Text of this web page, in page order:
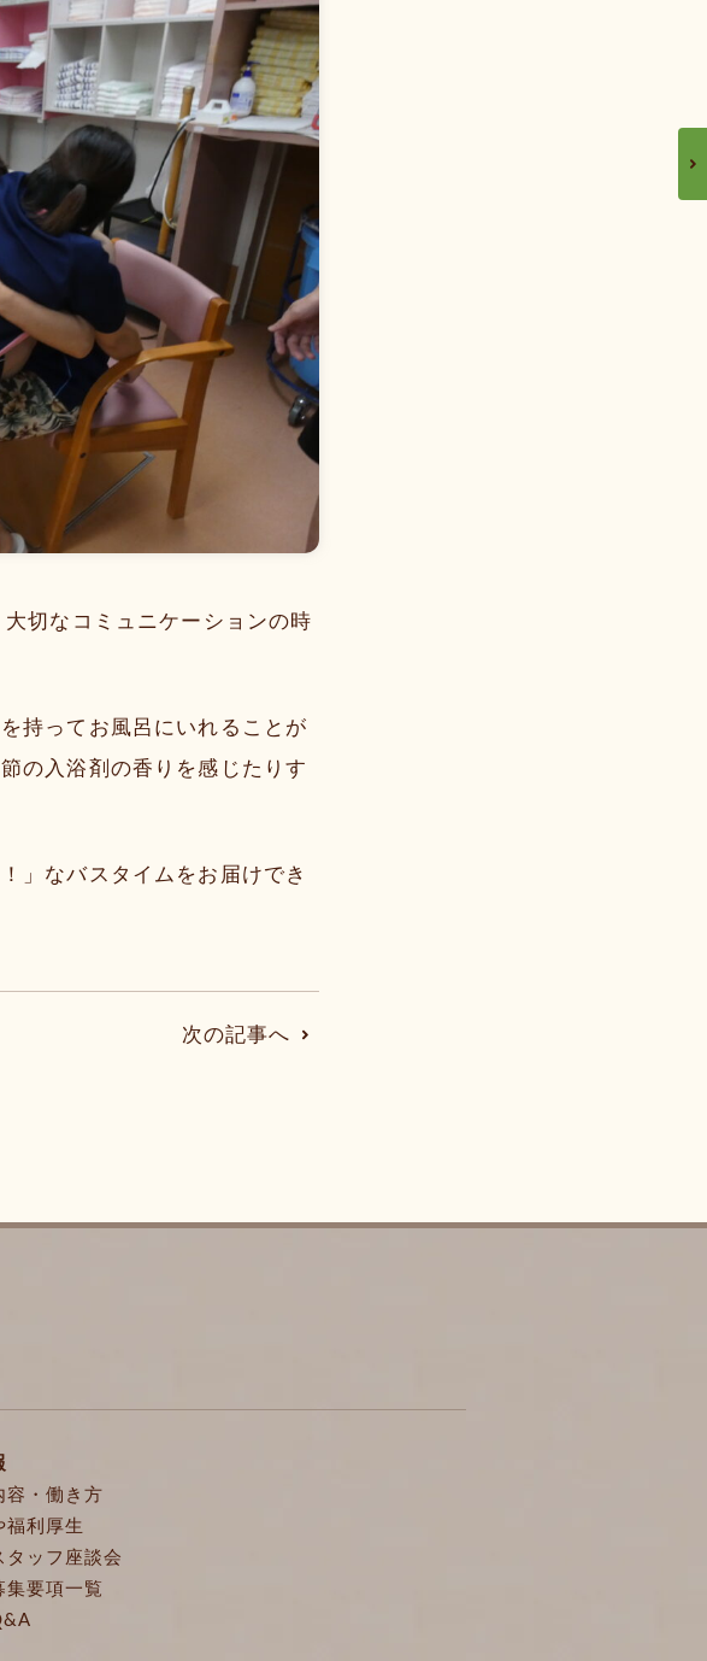
切なコミュニケーションの時
持ってお風呂にいれることが
の入浴剤の香りを感じたりす
」なバスタイムをお届けでき
次の記事へ
容・働き方
福利厚生
タッフ座談会
集要項一覧